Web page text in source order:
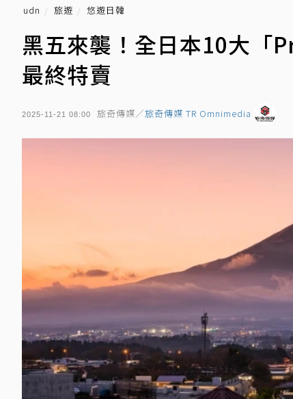
udn 旅遊 悠遊日韓
黑五來襲！全日本10大
最終特賣
2025-11-21 08:00 旅奇傳媒／旅奇傳媒 TR Omnimedia